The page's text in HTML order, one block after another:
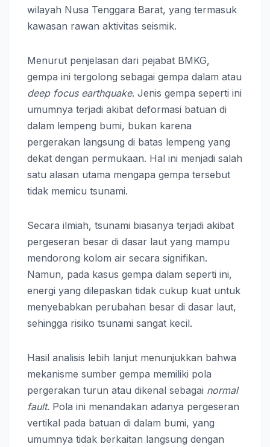
wilayah Nusa Tenggara Barat, yang termasuk
kawasan rawan aktivitas seismik.
Menurut penjelasan dari pejabat BMKG,
gempa ini tergolong sebagai gempa dalam atau
deep focus earthquake. Jenis gempa seperti ini
umumnya terjadi akibat deformasi batuan di
dalam lempeng bumi, bukan karena
pergerakan langsung di batas lempeng yang
dekat dengan permukaan. Hal ini menjadi salah
satu alasan utama mengapa gempa tersebut
tidak memicu tsunami.
Secara ilmiah, tsunami biasanya terjadi akibat
pergeseran besar di dasar laut yang mampu
mendorong kolom air secara signifikan.
Namun, pada kasus gempa dalam seperti ini,
energi yang dilepaskan tidak cukup kuat untuk
menyebabkan perubahan besar di dasar laut,
sehingga risiko tsunami sangat kecil.
Hasil analisis lebih lanjut menunjukkan bahwa
mekanisme sumber gempa memiliki pola
pergerakan turun atau dikenal sebagai normal
fault. Pola ini menandakan adanya pergeseran
vertikal pada batuan di dalam bumi, yang
umumnya tidak berkaitan langsung dengan